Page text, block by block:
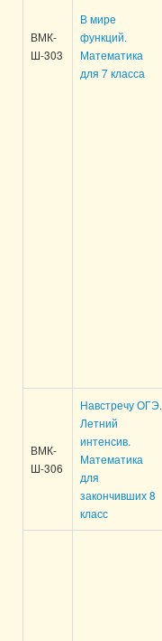
ВМК-
Ш-303
В мире
функций.
Математика
для 7 класса
ВМК-
Ш-306
Навстречу ОГЭ.
Летний
интенсив.
Математика
для
закончивших 8
класс